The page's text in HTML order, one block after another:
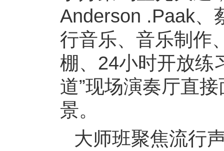
Anderson .Paak、
行音乐、音乐制作
棚、24小时开放练
道”现场演奏厅直
景。
大师班聚焦流行